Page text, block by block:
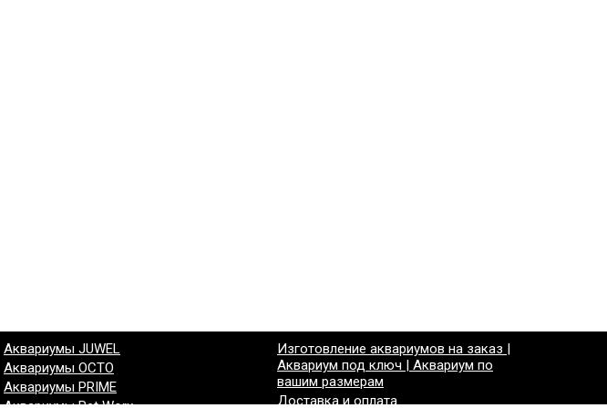
Аквариумы JUWEL
Аквариумы OCTO
Аквариумы PRIME
Изготовление аквариумов на заказ |
Аквариум под ключ | Аквариум по
вашим размерам
Доставка и оплата